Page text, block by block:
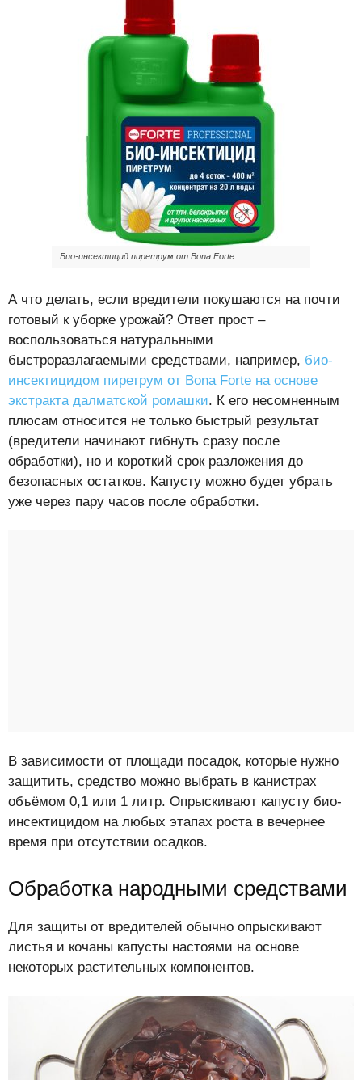
Био-инсектицид пиретрум от Bona Forte
А что делать, если вредители покушаются на почти
готовый к уборке урожай? Ответ прост –
воспользоваться натуральными
быстроразлагаемыми средствами, например, био-
инсектицидом пиретрум от Bona Forte на основе
экстракта далматской ромашки. К его несомненным
плюсам относится не только быстрый результат
(вредители начинают гибнуть сразу после
обработки), но и короткий срок разложения до
безопасных остатков. Капусту можно будет убрать
уже через пару часов после обработки.
В зависимости от площади посадок, которые нужно
защитить, средство можно выбрать в канистрах
объёмом 0,1 или 1 литр. Опрыскивают капусту био-
инсектицидом на любых этапах роста в вечернее
время при отсутствии осадков.
Обработка народными средствами
Для защиты от вредителей обычно опрыскивают
листья и кочаны капусты настоями на основе
некоторых растительных компонентов.